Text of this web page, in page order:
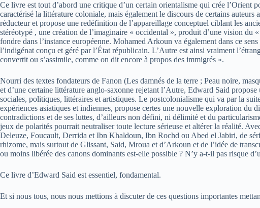
Ce livre est tout d’abord une critique d’un certain orientalisme qui crée l’Orient
caractérisé la littérature coloniale, mais également le discours de certains
réducteur et propose une redéfinition de l’appareillage conceptuel ciblant les
stéréotypé , une création de l’imaginaire « occidental », produit d’une vision
fondre dans l’instance européenne. Mohamed Arkoun va également dans ce
l’indigénat conçu et géré par l’État républicain. L’Autre est ainsi vraiment
convertit ou s’assimile, comme on dit encore à propos des immigrés ».
Nourri des textes fondateurs de Fanon (Les damnés de la terre ; Peau noire,
et d’une certaine littérature anglo-saxonne rejetant l’Autre, Edward Said
sociales, politiques, littéraires et artistiques. Le postcolonialisme qui va par la
expériences asiatiques et indiennes, propose certes une nouvelle exploration du
contradictions et de ses luttes, d’ailleurs non défini, ni délimité et du
jeux de polarités pourrait neutraliser toute lecture sérieuse et altérer la réalité.
Deleuze, Foucault, Derrida et Ibn Khaldoun, Ibn Rochd ou Abed el Jabiri, de
rhizome, mais surtout de Glissant, Said, Mroua et d’Arkoun et de l’idée de
ou moins libérée des canons dominants est-elle possible ? N’y a-t-il pas risque
Ce livre d’Edward Said est essentiel, fondamental.
Et si nous tous, nous nous mettions à discuter de ces questions importantes